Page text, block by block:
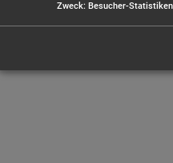
Zweck: Besucher-Statistiken